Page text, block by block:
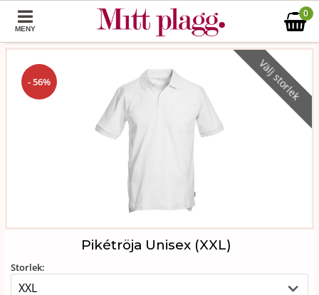
MENY
0
Välj storlek
- 56%
Pikétröja Unisex (XXL)
Storlek: